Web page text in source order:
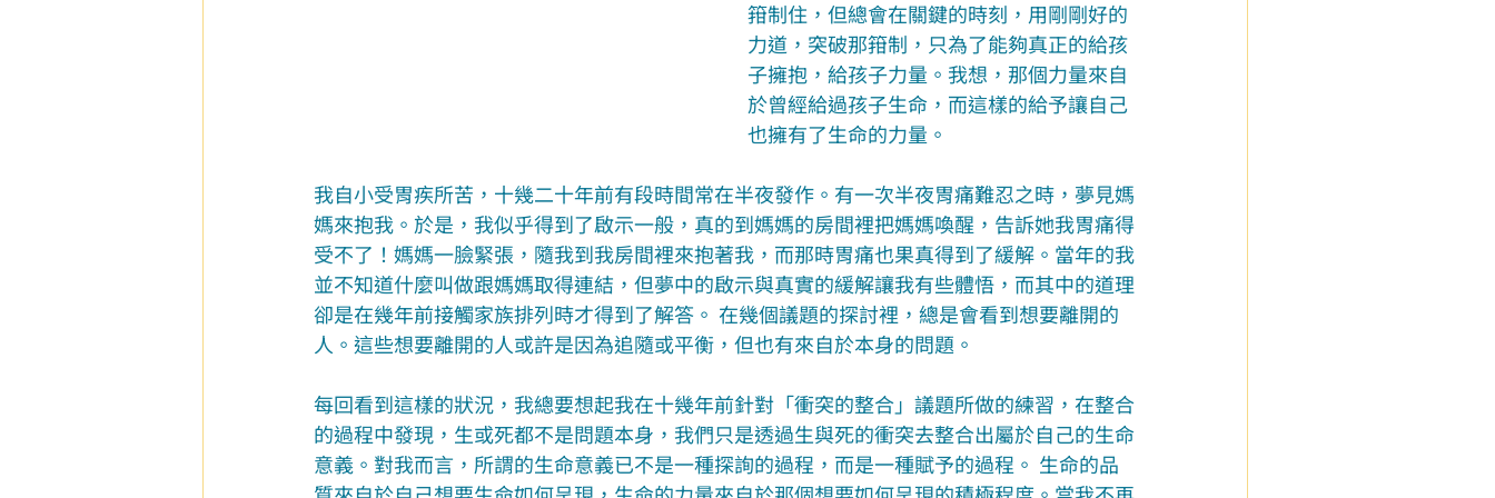
箝制住，但總會在關鍵的時刻，用剛剛好的
力道，突破那箝制，只為了能夠真正的給孩
子擁抱，給孩子力量。我想，那個力量來自
於曾經給過孩子生命，而這樣的給予讓自己
也擁有了生命的力量。
我自小受胃疾所苦，十幾二十年前有段時間常在半夜發作。有一次半夜胃痛難忍之時，夢見媽
媽來抱我。於是，我似乎得到了啟示一般，真的到媽媽的房間裡把媽媽喚醒，告訴她我胃痛得
受不了！媽媽一臉緊張，隨我到我房間裡來抱著我，而那時胃痛也果真得到了緩解。當年的我
並不知道什麼叫做跟媽媽取得連結，但夢中的啟示與真實的緩解讓我有些體悟，而其中的道理
卻是在幾年前接觸家族排列時才得到了解答。 在幾個議題的探討裡，總是會看到想要離開的
人。這些想要離開的人或許是因為追隨或平衡，但也有來自於本身的問題。
每回看到這樣的狀況，我總要想起我在十幾年前針對「衝突的整合」議題所做的練習，在整合
的過程中發現，生或死都不是問題本身，我們只是透過生與死的衝突去整合出屬於自己的生命
意義。對我而言，所謂的生命意義已不是一種探詢的過程，而是一種賦予的過程。 生命的品